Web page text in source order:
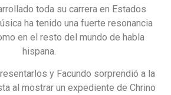
toda su carrera en Estados
ha tenido una fuerte resonancia
en el resto del mundo de habla
hispana.
y Facundo sorprendió a la
al mostrar un expediente de Chrino